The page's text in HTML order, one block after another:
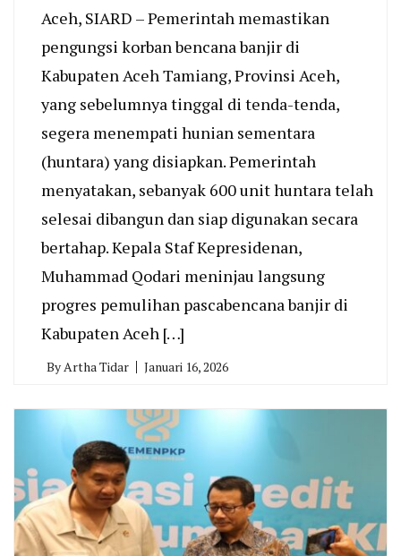
Aceh, SIARD – Pemerintah memastikan
pengungsi korban bencana banjir di
Kabupaten Aceh Tamiang, Provinsi Aceh,
yang sebelumnya tinggal di tenda-tenda,
segera menempati hunian sementara
(huntara) yang disiapkan. Pemerintah
menyatakan, sebanyak 600 unit huntara telah
selesai dibangun dan siap digunakan secara
bertahap. Kepala Staf Kepresidenan,
Muhammad Qodari meninjau langsung
progres pemulihan pascabencana banjir di
Kabupaten Aceh […]
ByArtha Tidar Januari 16, 2026